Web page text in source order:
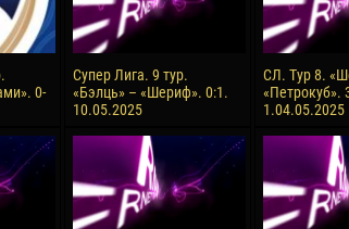
24 May
Nicolaе CEBOTARI
15 June
Konan Jaures-Ulrich LOUKOU
Victor CIUMAȘU
28 June
Soumaila MAGASSOUBA
24 July
Mihail
27 July
Vladimir
0-
Супер Лига. 9 тур.
«Бэлць» – «Шериф». 0:1.
10.05.2025
СЛ. Тур 8.
«Петрокуб».
1.04.05.2025